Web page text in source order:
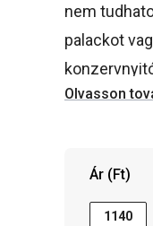
nem
palackot
meg a
Olvasson
Ár (Ft)